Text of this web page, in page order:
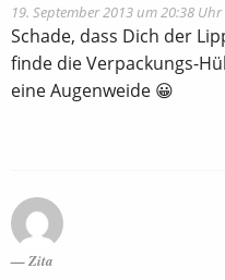
19. September 2013 um 20:38 Uhr
Schade, dass Dich der
finde die Verpackungs-
eine Augenweide 😀
Zita